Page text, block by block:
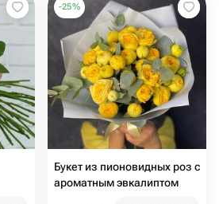
-25%
Букет из пионовидных роз с
ароматным эвкалиптом